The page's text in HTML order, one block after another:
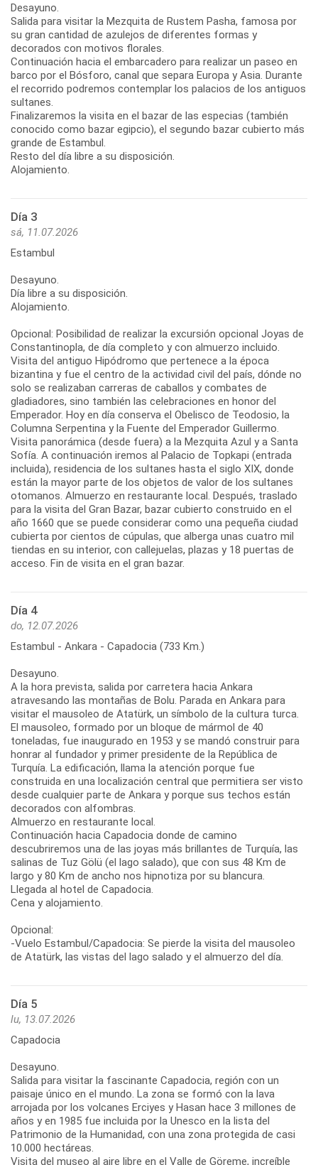
Desayuno.
Salida para visitar la Mezquita de Rustem Pasha, famosa por
su gran cantidad de azulejos de diferentes formas y
decorados con motivos florales.
Continuación hacia el embarcadero para realizar un paseo en
barco por el Bósforo, canal que separa Europa y Asia. Durante
el recorrido podremos contemplar los palacios de los antiguos
sultanes.
Finalizaremos la visita en el bazar de las especias (también
conocido como bazar egipcio), el segundo bazar cubierto más
grande de Estambul.
Resto del día libre a su disposición.
Alojamiento.
Día 3
sá, 11.07.2026
Estambul
Desayuno.
Día libre a su disposición.
Alojamiento.
Opcional: Posibilidad de realizar la excursión opcional Joyas de
Constantinopla, de día completo y con almuerzo incluido.
Visita del antiguo Hipódromo que pertenece a la época
bizantina y fue el centro de la actividad civil del país, dónde no
solo se realizaban carreras de caballos y combates de
gladiadores, sino también las celebraciones en honor del
Emperador. Hoy en día conserva el Obelisco de Teodosio, la
Columna Serpentina y la Fuente del Emperador Guillermo.
Visita panorámica (desde fuera) a la Mezquita Azul y a Santa
Sofía. A continuación iremos al Palacio de Topkapi (entrada
incluida), residencia de los sultanes hasta el siglo XIX, donde
están la mayor parte de los objetos de valor de los sultanes
otomanos. Almuerzo en restaurante local. Después, traslado
para la visita del Gran Bazar, bazar cubierto construido en el
año 1660 que se puede considerar como una pequeña ciudad
cubierta por cientos de cúpulas, que alberga unas cuatro mil
tiendas en su interior, con callejuelas, plazas y 18 puertas de
acceso. Fin de visita en el gran bazar.
Día 4
do, 12.07.2026
Estambul - Ankara - Capadocia (733 Km.)
Desayuno.
A la hora prevista, salida por carretera hacia Ankara
atravesando las montañas de Bolu. Parada en Ankara para
visitar el mausoleo de Atatürk, un símbolo de la cultura turca.
El mausoleo, formado por un bloque de mármol de 40
toneladas, fue inaugurado en 1953 y se mandó construir para
honrar al fundador y primer presidente de la República de
Turquía. La edificación, llama la atención porque fue
construida en una localización central que permitiera ser visto
desde cualquier parte de Ankara y porque sus techos están
decorados con alfombras.
Almuerzo en restaurante local.
Continuación hacia Capadocia donde de camino
descubriremos una de las joyas más brillantes de Turquía, las
salinas de Tuz Gölü (el lago salado), que con sus 48 Km de
largo y 80 Km de ancho nos hipnotiza por su blancura.
Llegada al hotel de Capadocia.
Cena y alojamiento.
Opcional:
-Vuelo Estambul/Capadocia: Se pierde la visita del mausoleo
de Atatürk, las vistas del lago salado y el almuerzo del día.
Día 5
lu, 13.07.2026
Capadocia
Desayuno.
Salida para visitar la fascinante Capadocia, región con un
paisaje único en el mundo. La zona se formó con la lava
arrojada por los volcanes Erciyes y Hasan hace 3 millones de
años y en 1985 fue incluida por la Unesco en la lista del
Patrimonio de la Humanidad, con una zona protegida de casi
10.000 hectáreas.
Visita del museo al aire libre en el Valle de Göreme, increíble